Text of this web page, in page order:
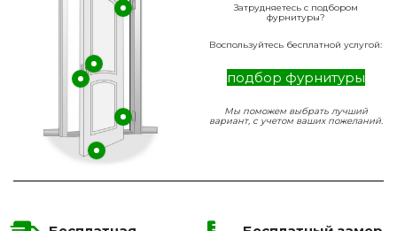
Затрудняетесь с подбором
фурнитуры?
Воспользуйтесь бесплатной услугой:
подбор фурнитуры
Мы поможем выбрать лучший
вариант, с учетом ваших пожеланий.